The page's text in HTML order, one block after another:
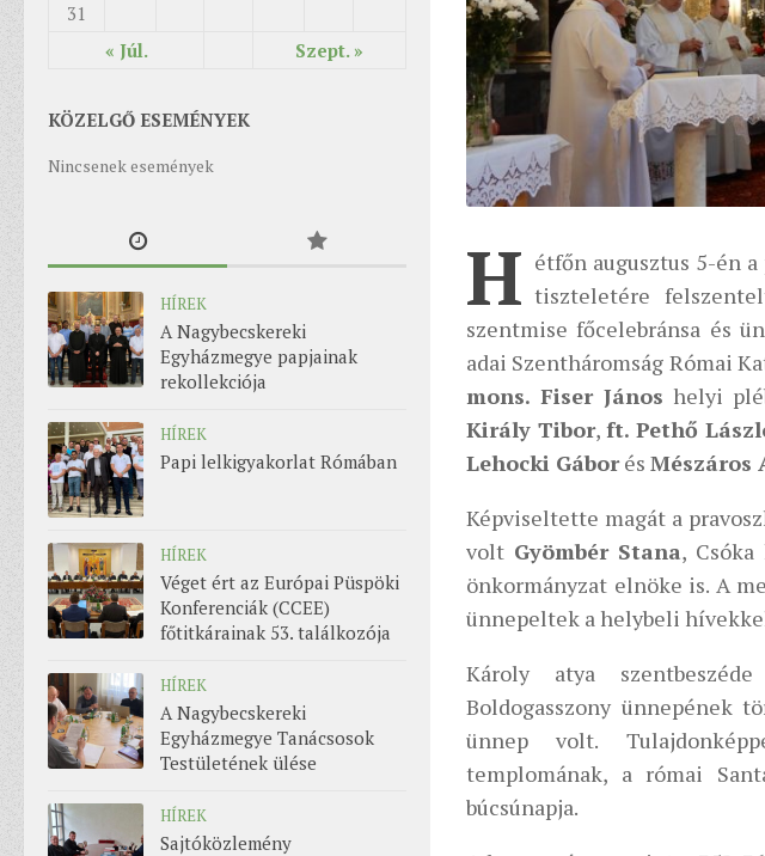
H étfőn augusztus 5-én
tiszteletére
szentmise főcelebránsa és
adai Szentháromság Római
mons. Fiser János helyi
Király Tibor, ft. Pethő
Lehocki Gáborés Mészáros
Képviseltette magát a
volt Gyömbér Stana, Csóka
önkormányzat elnöke is. A
ünnepeltek a helybeli
Károly atya
Boldogasszony ünnepének
ünnep volt.
templomának, a római
búcsúnapja.
« Júl. Szept. »
31
KÖZELGŐ ESEMÉNYEK
Nincsenek események
HÍREK
A Nagybecskereki
Egyházmegye papjainak
rekollekciója
HÍREK
Papi lelkigyakorlat Rómában
HÍREK
Véget ért az Európai Püspöki
Konferenciák (CCEE)
főtitkárainak 53. találkozója
HÍREK
A Nagybecskereki
Egyházmegye Tanácsosok
Testületének ülése
HÍREK
Sajtóközlemény